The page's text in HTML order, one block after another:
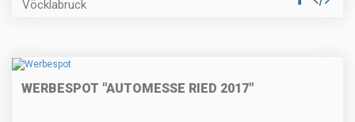
Vöcklabruck
WERBESPOT "AUTOMESSE RIED 2017"